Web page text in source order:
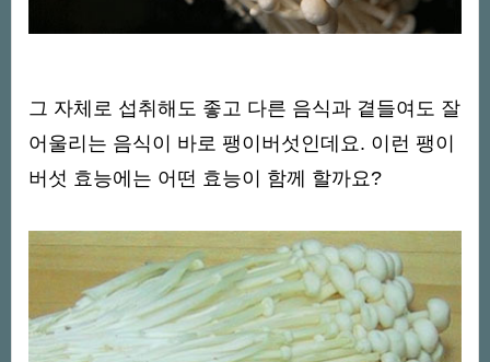
그 자체로 섭취해도 좋고 다른 음식과 곁들여도 잘
어울리는 음식이 바로 팽이버섯인데요. 이런 팽이
버섯 효능에는 어떤 효능이 함께 할까요?